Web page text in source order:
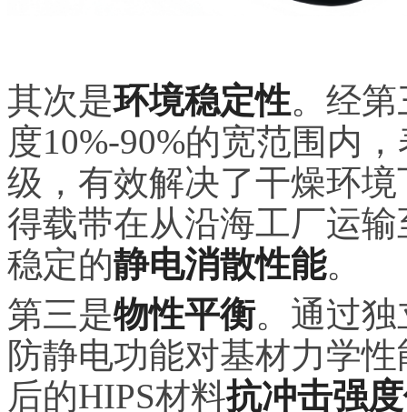
其次是环境稳定性。经
度10%-90%的宽范围内
级，有效解决了干燥环
得载带在从沿海工厂运
稳定的静电消散性能。
第三是物性平衡。通过
防静电功能对基材力学
后的HIPS材料抗冲击强